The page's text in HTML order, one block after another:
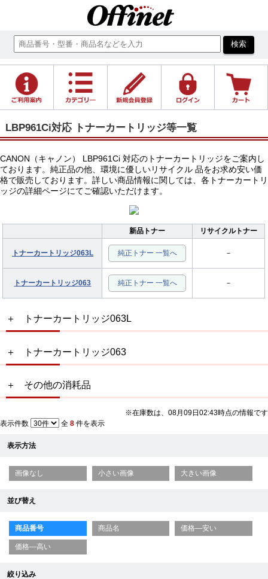
LBP961Ci対応 トナーカートリッジ等一覧
CANON（キャノン） LBP961Ci 対応のトナーカートリッジをご案内し
ております。純正品の他、環境に優しいリサイクル 品をお求め安い価
格で販売しております。詳しい商品情報に関しては、各トナーカートリ
ッジの詳細ページにてご確認いただけます。
新品トナー リサイクルトナー
トナーカートリッジ063L 純正トナー 一覧へ －
トナーカートリッジ063 純正トナー 一覧へ －
トナーカートリッジ063L
トナーカートリッジ063
その他の消耗品
※在庫数は、08月09日02:43時点の情報です
表示件数 全 8 件を表示
表示方法
画像なし 小さい画像 大きい画像
並び替え
商品番号 商品名 価格—安い
価格—高い
絞り込み